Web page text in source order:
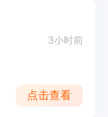
3小时前
点击查看